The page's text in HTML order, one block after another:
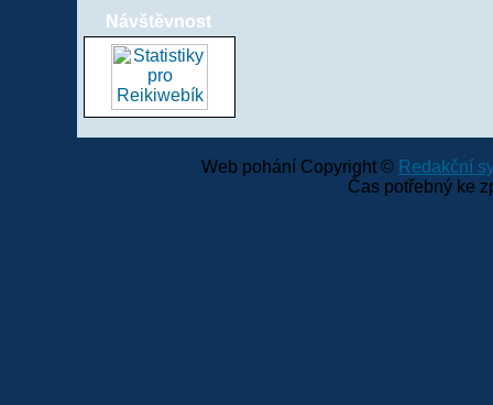
Návštěvnost
Web pohání Copyright © Redakční
Čas potřebný ke